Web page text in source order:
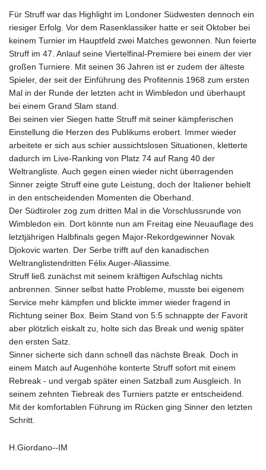
Für Struff war das Highlight im Londoner Südwesten dennoch ein
riesiger Erfolg. Vor dem Rasenklassiker hatte er seit Oktober bei
keinem Turnier im Hauptfeld zwei Matches gewonnen. Nun feierte
Struff im 47. Anlauf seine Viertelfinal-Premiere bei einem der vier
großen Turniere. Mit seinen 36 Jahren ist er zudem der älteste
Spieler, der seit der Einführung des Profitennis 1968 zum ersten
Mal in der Runde der letzten acht in Wimbledon und überhaupt
bei einem Grand Slam stand.
Bei seinen vier Siegen hatte Struff mit seiner kämpferischen
Einstellung die Herzen des Publikums erobert. Immer wieder
arbeitete er sich aus schier aussichtslosen Situationen, kletterte
dadurch im Live-Ranking von Platz 74 auf Rang 40 der
Weltrangliste. Auch gegen einen wieder nicht überragenden
Sinner zeigte Struff eine gute Leistung, doch der Italiener behielt
in den entscheidenden Momenten die Oberhand.
Der Südtiroler zog zum dritten Mal in die Vorschlussrunde von
Wimbledon ein. Dort könnte nun am Freitag eine Neuauflage des
letztjährigen Halbfinals gegen Major-Rekordgewinner Novak
Djokovic warten. Der Serbe trifft auf den kanadischen
Weltranglistendritten Félix Auger-Aliassime.
Struff ließ zunächst mit seinem kräftigen Aufschlag nichts
anbrennen. Sinner selbst hatte Probleme, musste bei eigenem
Service mehr kämpfen und blickte immer wieder fragend in
Richtung seiner Box. Beim Stand von 5:5 schnappte der Favorit
aber plötzlich eiskalt zu, holte sich das Break und wenig später
den ersten Satz.
Sinner sicherte sich dann schnell das nächste Break. Doch in
einem Match auf Augenhöhe konterte Struff sofort mit einem
Rebreak - und vergab später einen Satzball zum Ausgleich. In
seinem zehnten Tiebreak des Turniers patzte er entscheidend.
Mit der komfortablen Führung im Rücken ging Sinner den letzten
Schritt.
H.Giordano--IM